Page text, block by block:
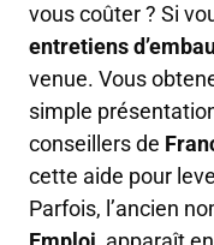
vous coûter ? Si
entretiens
venue. Vous
simple
conseillers de
cette aide pour
Parfois, l’ancien